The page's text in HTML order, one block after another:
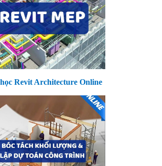
Revit Architecture Online